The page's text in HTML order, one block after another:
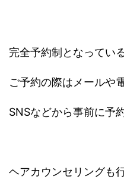
完全予約制となってい
ご予約の際はメールや電
SNSなどから事前に予
ヘアカウンセリングも